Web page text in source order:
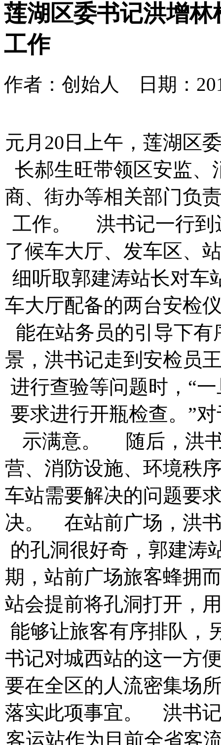
莲湖区委书记洪增
工作
作者：创始人 日期：
元月20日上午，莲湖区
长郝生旺带领区安监、
商、街办等相关部门负
工作。
洪书记一行到
了候车大厅、发车区、
细听取郭建涛站长对车
车大厅配备的两台安检
能在站务员的引导下有
景，洪书记走到安检员
进行查验等问题时，“
要求进行开瓶检查。”
示满意。
随后，洪
营、消防设施、环境秩
车站需要解决的问题要
决。
在站前广场，洪
的孔洞很好奇，郭建涛
期，站前广场旅客蜂拥
站会提前将孔洞打开，
能够让旅客有序排队，
书记对城西站的这一方
要在全区的人流密集场
落实此项事宜。
洪书记
客运站作为目前全省客